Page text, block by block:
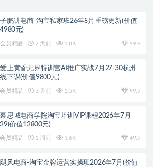
子鹏讲电商-淘宝私家班26年8月重磅更新(价值
4980元)
会员精品 2 天前 1.8K 99.9
爱上黄昏无界特训营AI推广实战7月27-30杭州
线下课(价值9800元)
会员精品 3 天前 2.5K 99.9
幕思城电商学院淘宝培训VIP课程2026年7月
29(价值12800元)
会员精品 1 周前 1.6K 49.9
飓风电商-淘宝金牌运营实操班2026年7月(价值